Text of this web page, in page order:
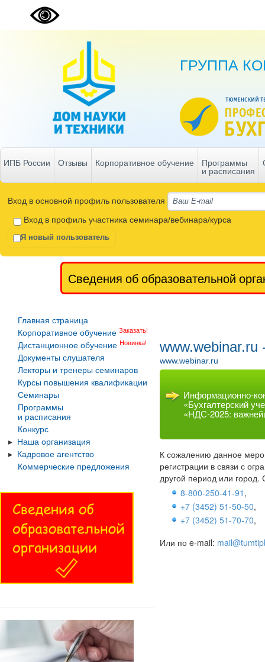
ГРУППА
ИПБ России Отзывы Корпоративное обучение
Программы
и расписания
Вход в основной профиль пользователя
Вход в профиль участника семинара/вебинара/курса
Я новый пользователь
Сведения об образовательной
Главная страница
Корпоративное обучение Заказать!
Дистанционное обучение Новинка!
Документы слушателя
Лекторы и тренеры семинаров
Курсы повышения квалификации
Семинары
Программы
и расписания
Конкурс
Наша организация
Кадровое агентство
Коммерческие предложения
www.webinar.ru
Информационно-
«Бухгалтерский
«НДС-2025:
К сожалению данное
регистрации в связи с
другой период или
8-800-250-41-91 ,
+7 (3452) 51-50-50,
+7 (3452) 51-70-70,
Или по e-mail: